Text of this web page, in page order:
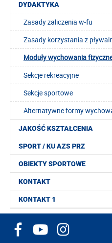
DYDAKTYKA
Zasady zaliczenia w-fu
Zasady korzystania z
Moduły wychowania
Sekcje rekreacyjne
Sekcje sportowe
Alternatywne formy
JAKOŚĆ KSZTAŁCENIA
SPORT / KU AZS PRZ
OBIEKTY SPORTOWE
KONTAKT
KONTAKT 1